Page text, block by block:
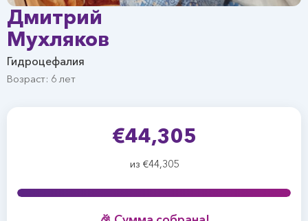
Дмитрий
Мухляков
Гидроцефалия
Возраст: 6 лет
€44,305
из €44,305